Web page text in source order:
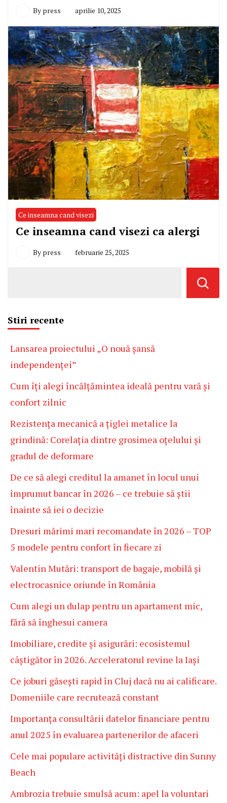
By press aprilie 10, 2025
Ce inseamna cand visezi
Ce inseamna cand visezi ca alergi
By press februarie 25, 2025
Stiri recente
Lansarea proiectului „O nouă șansă
independenței”
Cum îți alegi încălțămintea ideală pentru vară și
confort zilnic
Rezistența mecanică a țiglei metalice la
grindină: Corelația dintre grosimea oțelului și
gradul de deformare
De ce să alegi creditul la amanet în locul unui
împrumut bancar în 2026 – ce trebuie să știi
înainte să iei o decizie
Dresuri mărimi mari recomandate în 2026 – TOP
5 modele pentru confort în fiecare zi
Valentin Mutări: transport de bagaje, mobilă și
electrocasnice oriunde în România
Cum alegi un dulap pentru un apartament mic,
fără să înghesui camera
Imobiliare, credite și asigurări: ecosistemul
câștigător în 2026. Acceleratorul revine la Iași
Ce joburi găsești rapid în Cluj dacă nu ai calificare.
Domeniile care recrutează constant
Importanța consultării datelor financiare pentru
anul 2025 în evaluarea partenerilor de afaceri
Cele mai populare activități distractive din Sunny
Beach
Ambrozia trebuie smulsă acum: apel la voluntari